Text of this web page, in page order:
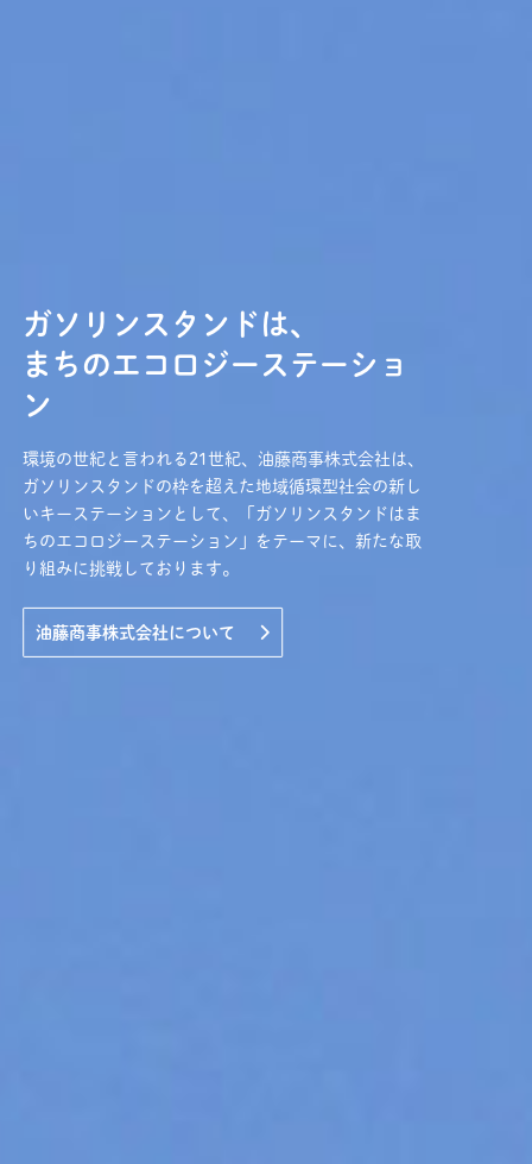
ガソリンスタンドは、
まちのエコロジーステーショ
ン
環境の世紀と言われる21世紀、油藤商事株式会社は、
ガソリンスタンドの枠を超えた地域循環型社会の新し
いキーステーションとして、「ガソリンスタンドはま
ちのエコロジーステーション」をテーマに、新たな取
り組みに挑戦しております。
油藤商事株式会社について